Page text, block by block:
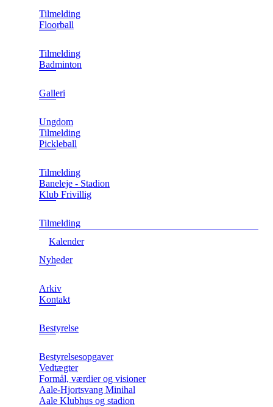
Tilmelding
Floorball
Tilmelding
Badminton
Galleri
Ungdom
Tilmelding
Pickleball
Tilmelding
Baneleje - Stadion
Klub Frivillig
Tilmelding
Kalender
Nyheder
Arkiv
Kontakt
Bestyrelse
Bestyrelsesopgaver
Vedtægter
Formål, værdier og visioner
Aale-Hjortsvang Minihal
Aale Klubhus og stadion